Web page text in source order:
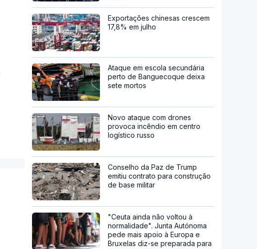
Exportações chinesas crescem
17,8% em julho
Ataque em escola secundária
perto de Banguecoque deixa
sete mortos
Novo ataque com drones
provoca incêndio em centro
logístico russo
Conselho da Paz de Trump
emitiu contrato para construção
de base militar
"Ceuta ainda não voltou à
normalidade". Junta Autónoma
pede mais apoio à Europa e
Bruxelas diz-se preparada para